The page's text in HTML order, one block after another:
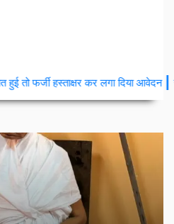
लगा दिया आवेदन|सभी ग्राम पंचायत मे हुए